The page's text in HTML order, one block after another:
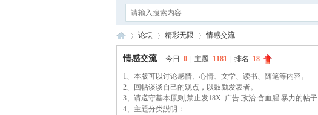
后 »
论坛
›
精彩无限
›
情感交流
情感交流 今日: 0 主题: 1181 排名: 18
1、本版可以讨论感情、心情、文学、读书、随笔等内容。
2、回帖谈谈自己的观点，以鼓励发表者。
3、请遵守基本原则,禁止发18X. 广告.政治.含血腥.暴力的帖子
4、主題分类説明：